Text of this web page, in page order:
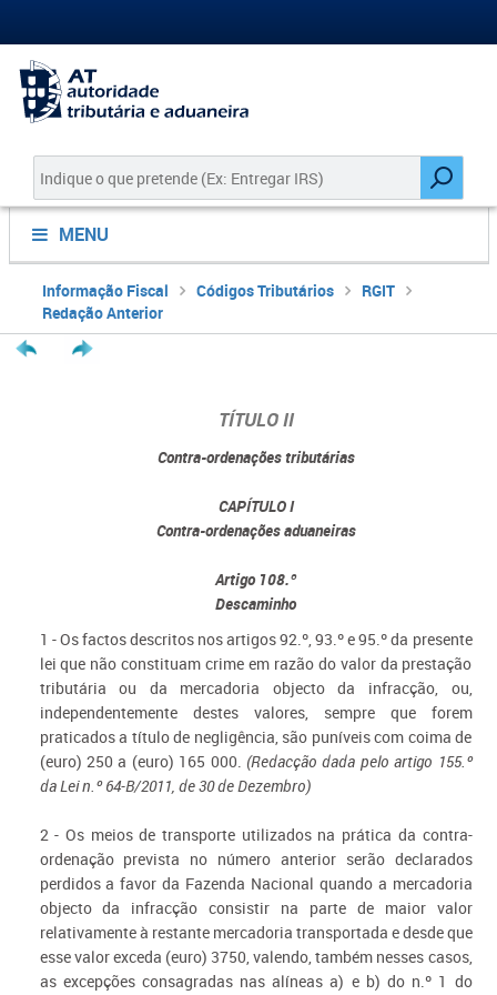
MENU
Informação Fiscal Códigos Tributários
RGIT
Redação Anterior
TÍTULO II
Contra-ordenações tributárias
CAPÍTULO I
Contra-ordenações aduaneiras
Artigo 108.º
Descaminho
1 - Os factos descritos nos artigos 92.º, 93.º e 95.º da presente
lei que não constituam crime em razão do valor da prestação
tributária ou da mercadoria objecto da infracção, ou,
independentemente destes valores, sempre que forem
praticados a título de negligência, são puníveis com coima de
(euro) 250 a (euro) 165 000. (Redacção dada pelo artigo 155.º
da Lei n.º 64-B/2011, de 30 de Dezembro)
2 - Os meios de transporte utilizados na prática da contra-
ordenação prevista no número anterior serão declarados
perdidos a favor da Fazenda Nacional quando a mercadoria
objecto da infracção consistir na parte de maior valor
relativamente à restante mercadoria transportada e desde que
esse valor exceda (euro) 3750, valendo, também nesses casos,
as excepções consagradas nas alíneas a) e b) do n.º 1 do